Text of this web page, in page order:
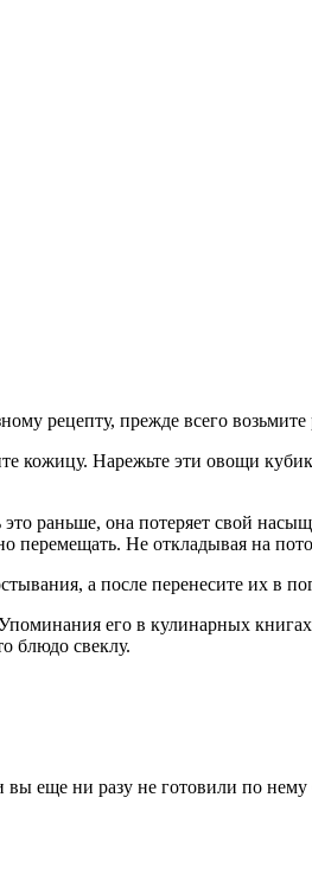
рецепту, прежде всего
кожицу. Нарежьте эти овощи
это раньше, она потеряет свой
перемещать. Не откладывая на
а после перенесите их в
его в кулинарных
блюдо свеклу.
еще ни разу не готовили по